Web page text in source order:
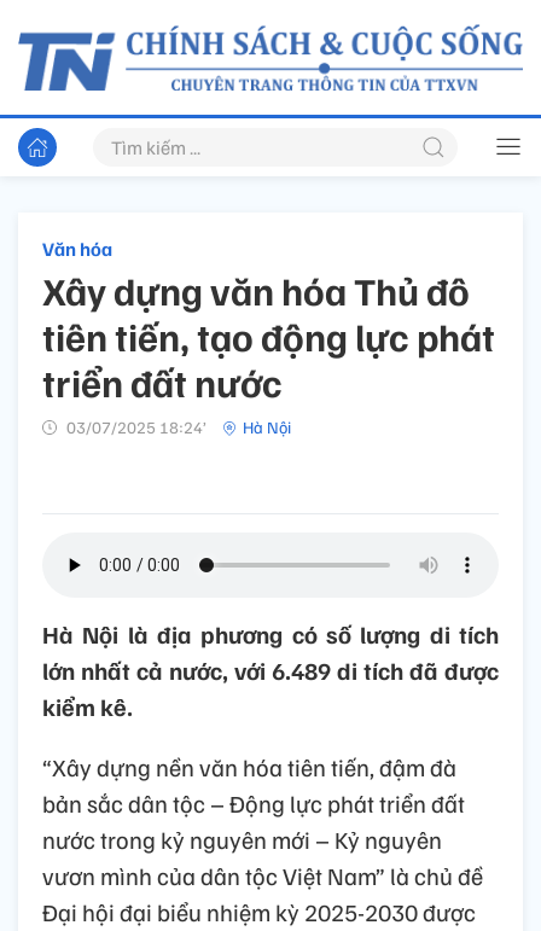
Văn hóa
Xây dựng văn hóa Thủ đô
tiên tiến, tạo động lực phát
triển đất nước
03/07/2025 18:24’ Hà Nội
Hà Nội là địa phương có số lượng di tích
lớn nhất cả nước, với 6.489 di tích đã được
kiểm kê.
“Xây dựng nền văn hóa tiên tiến, đậm đà
bản sắc dân tộc – Động lực phát triển đất
nước trong kỷ nguyên mới – Kỷ nguyên
vươn mình của dân tộc Việt Nam” là chủ đề
Đại hội đại biểu nhiệm kỳ 2025-2030 được